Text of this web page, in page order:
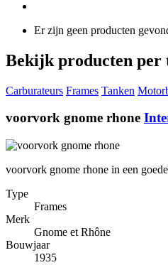
Er zijn geen producten
Bekijk producten per
Carburateurs Frames Tanken
voorvork gnome rhone
voorvork gnome rhone in een
Type
Frames
Merk
Gnome et Rhône
Bouwjaar
1935